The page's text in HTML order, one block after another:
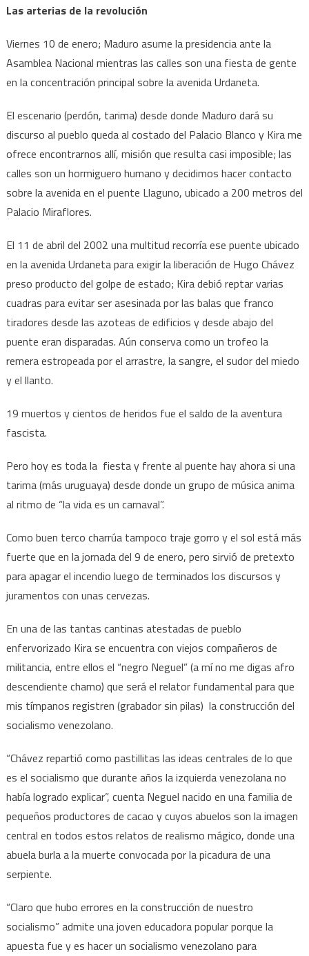
Las arterias de la revolución
Viernes 10 de enero; Maduro asume la presidencia ante la
Asamblea Nacional mientras las calles son una fiesta de gente
en la concentración principal sobre la avenida Urdaneta.
El escenario (perdón, tarima) desde donde Maduro dará su
discurso al pueblo queda al costado del Palacio Blanco y Kira me
ofrece encontrarnos allí, misión que resulta casi imposible; las
calles son un hormiguero humano y decidimos hacer contacto
sobre la avenida en el puente Llaguno, ubicado a 200 metros del
Palacio Miraflores.
El 11 de abril del 2002 una multitud recorría ese puente ubicado
en la avenida Urdaneta para exigir la liberación de Hugo Chávez
preso producto del golpe de estado; Kira debió reptar varias
cuadras para evitar ser asesinada por las balas que franco
tiradores desde las azoteas de edificios y desde abajo del
puente eran disparadas. Aún conserva como un trofeo la
remera estropeada por el arrastre, la sangre, el sudor del miedo
y el llanto.
19 muertos y cientos de heridos fue el saldo de la aventura
fascista.
Pero hoy es toda la fiesta y frente al puente hay ahora si una
tarima (más uruguaya) desde donde un grupo de música anima
al ritmo de “la vida es un carnaval”.
Como buen terco charrúa tampoco traje gorro y el sol está más
fuerte que en la jornada del 9 de enero, pero sirvió de pretexto
para apagar el incendio luego de terminados los discursos y
juramentos con unas cervezas.
En una de las tantas cantinas atestadas de pueblo
enfervorizado Kira se encuentra con viejos compañeros de
militancia, entre ellos el “negro Neguel” (a mí no me digas afro
descendiente chamo) que será el relator fundamental para que
mis tímpanos registren (grabador sin pilas) la construcción del
socialismo venezolano.
“Chávez repartió como pastillitas las ideas centrales de lo que
es el socialismo que durante años la izquierda venezolana no
había logrado explicar”, cuenta Neguel nacido en una familia de
pequeños productores de cacao y cuyos abuelos son la imagen
central en todos estos relatos de realismo mágico, donde una
abuela burla a la muerte convocada por la picadura de una
serpiente.
“Claro que hubo errores en la construcción de nuestro
socialismo” admite una joven educadora popular porque la
apuesta fue y es hacer un socialismo venezolano para